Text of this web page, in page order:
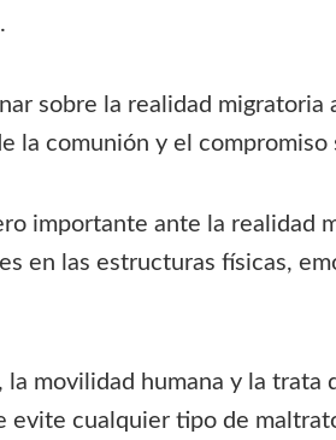
sobre la realidad migratoria
la comunión y el
importante ante la realidad
en las estructuras físicas,
movilidad humana y la trata
cualquier tipo de